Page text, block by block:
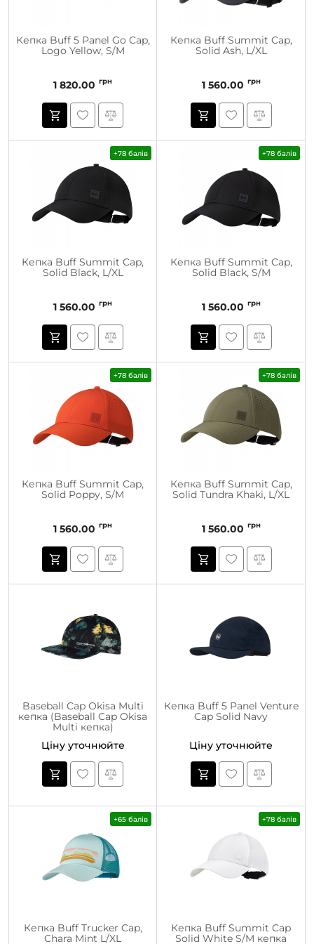
Кепка Buff 5 Panel Go Cap,
Logo Yellow, S/M
1 820.00 грн
Кепка Buff Summit Cap,
Solid Ash, L/XL
1 560.00 грн
+78 балів
Кепка Buff Summit Cap,
Solid Black, L/XL
1 560.00 грн
+78 балів
Кепка Buff Summit Cap,
Solid Black, S/M
1 560.00 грн
+78 балів
Кепка Buff Summit Cap,
Solid Poppy, S/M
1 560.00 грн
+78 балів
Кепка Buff Summit Cap,
Solid Tundra Khaki, L/XL
1 560.00 грн
Baseball Cap Okisa Multi
кепка (Baseball Cap Okisa
Multi кепка)
Ціну уточнюйте
Кепка Buff 5 Panel Venture
Cap Solid Navy
Ціну уточнюйте
+65 балів
Кепка Buff Trucker Cap,
Chara Mint L/XL
+78 балів
Кепка Buff Summit Cap
Solid White S/M кепка